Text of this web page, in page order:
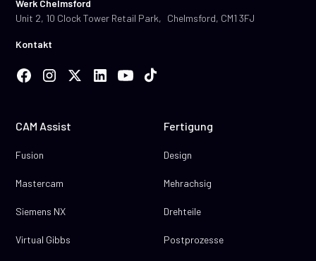
Werk Chelmsford
Unit 2, 10 Clock Tower Retail Park, Chelmsford, CM1 3FJ
Kontakt
CAM Assist
Fusion
Mastercam
Siemens NX
Virtual Gibbs
Fertigung
Design
Mehrachsig
Drehteile
Postprozesse